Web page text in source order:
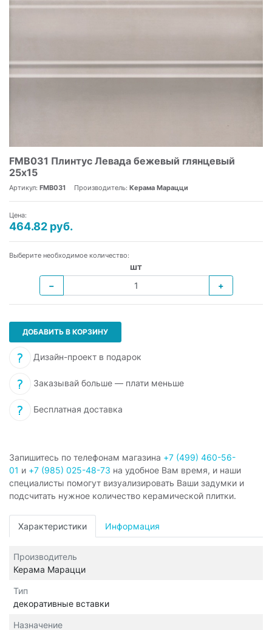
FMB031 Плинтус Левада бежевый глянцевый
25х15
Артикул: FMB031 Производитель: Керама Марацци
Цена:
464.82 руб.
Выберите необходимое количество:
шт
−
+
ДОБАВИТЬ В КОРЗИНУ
Дизайн-проект в подарок
Заказывай больше — плати меньше
Бесплатная доставка
Запишитесь по телефонам магазина +7 (499) 460-56-
01 и +7 (985) 025-48-73 на удобное Вам время, и наши
специалисты помогут визуализировать Ваши задумки и
подсчитать нужное количество керамической плитки.
Характеристики Информация
Производитель
Керама Марацци
Тип
декоративные вставки
Назначение